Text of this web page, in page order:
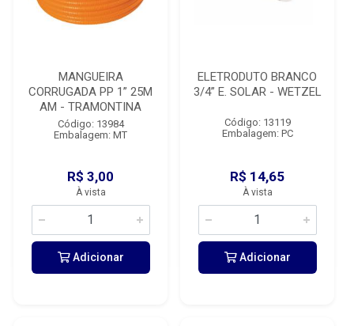
MANGUEIRA
CORRUGADA PP 1” 25M
AM - TRAMONTINA
Código: 13984
Embalagem: MT
R$ 3,00
À vista
Adicionar
ELETRODUTO BRANCO
3/4” E. SOLAR - WETZEL
Código: 13119
Embalagem: PC
R$ 14,65
À vista
Adicionar